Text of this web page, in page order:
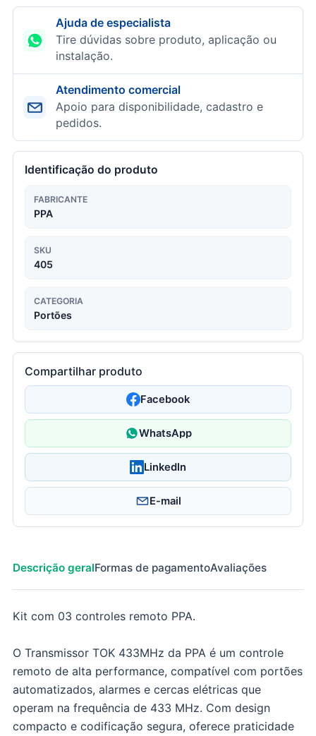
Ajuda de especialista
Tire dúvidas sobre produto, aplicação ou
instalação.
Atendimento comercial
Apoio para disponibilidade, cadastro e
pedidos.
Identificação do produto
FABRICANTE
PPA
SKU
405
CATEGORIA
Portões
Compartilhar produto
Facebook
WhatsApp
LinkedIn
E-mail
Descrição geralFormas de pagamentoAvaliações
Kit com 03 controles remoto PPA.
O Transmissor TOK 433MHz da PPA é um controle
remoto de alta performance, compatível com portões
automatizados, alarmes e cercas elétricas que
operam na frequência de 433 MHz. Com design
compacto e codificação segura, oferece praticidade